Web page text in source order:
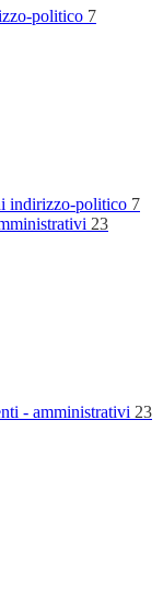
politico 7
indirizzo-politico 7
23
- amministrativi 23